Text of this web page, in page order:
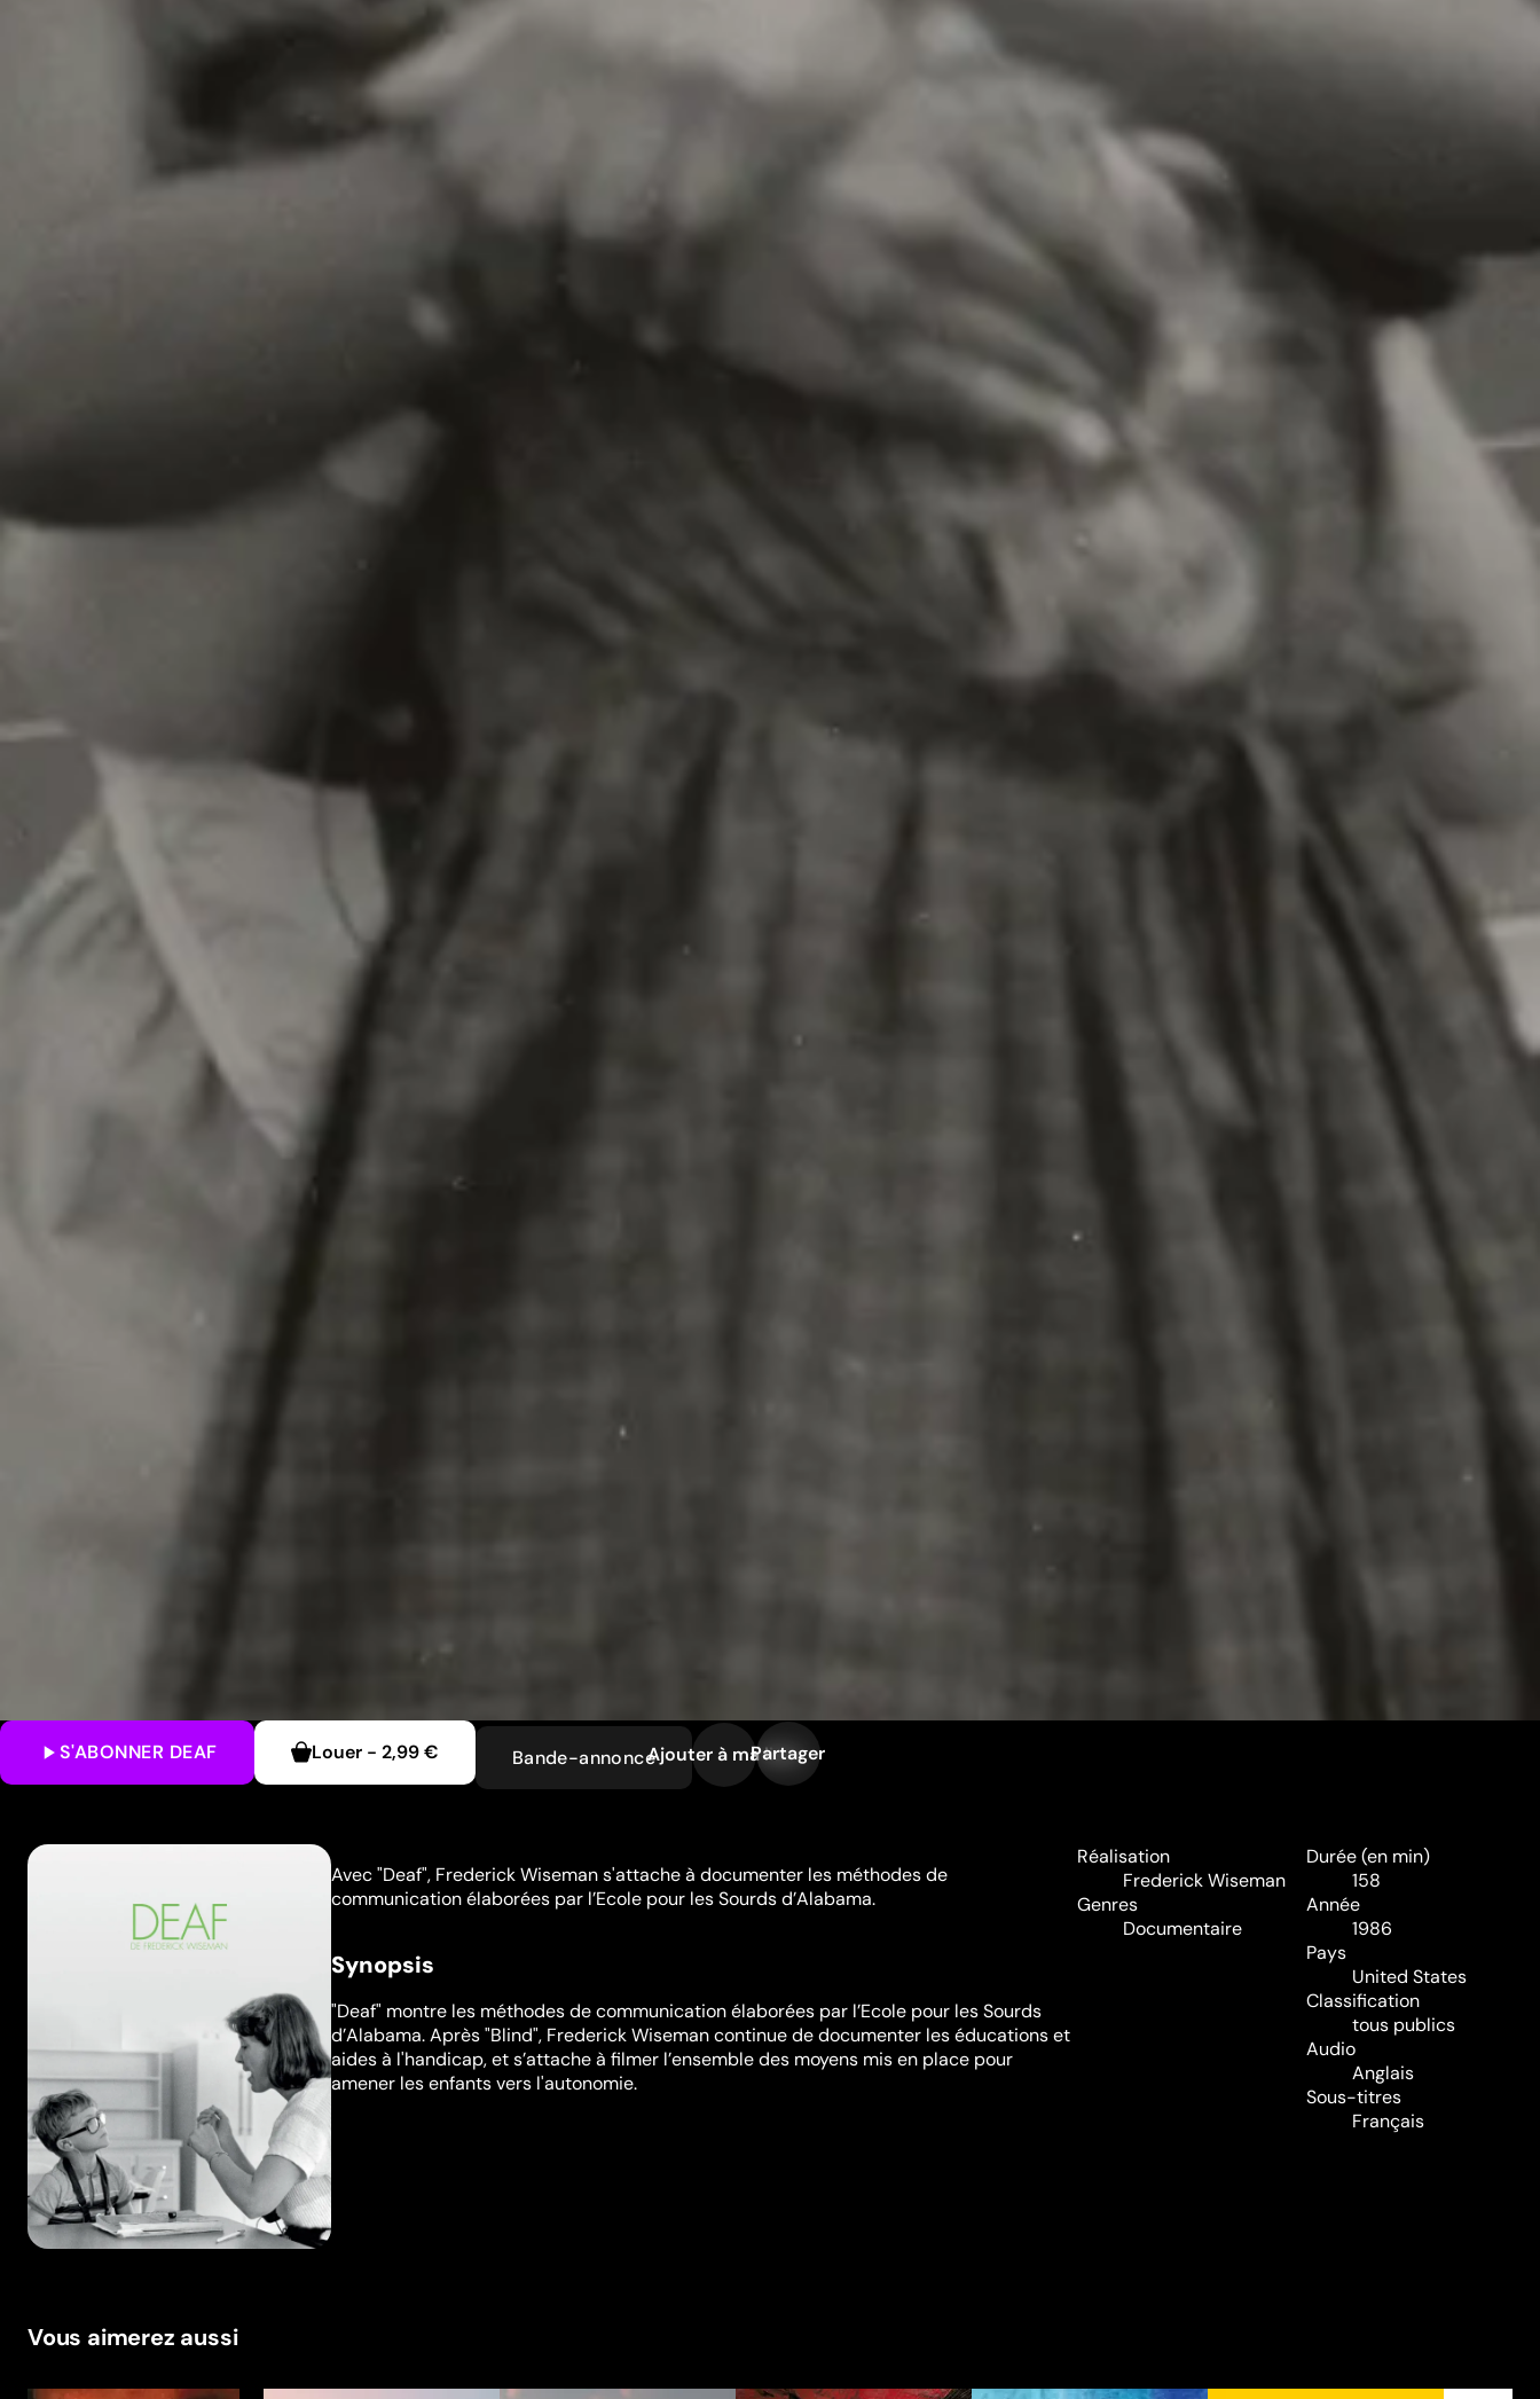
S'ABONNER DEAF Louer- 2,99 € Bande-annonceAjouter à ma liste
Partager
Avec "Deaf", Frederick Wiseman s'attache à documenter les méthodes de
communication élaborées par l’Ecole pour les Sourds d’Alabama.
Synopsis
"Deaf" montre les méthodes de communication élaborées par l’Ecole pour les Sourds
d’Alabama. Après "Blind", Frederick Wiseman continue de documenter les éducations et
aides à l'handicap, et s’attache à filmer l’ensemble des moyens mis en place pour
amener les enfants vers l'autonomie.
Réalisation
Frederick Wiseman
Genres
Documentaire
Durée (en min)
158
Année
1986
Pays
United States
Classification
tous publics
Audio
Anglais
Sous-titres
Français
Vous aimerez aussi